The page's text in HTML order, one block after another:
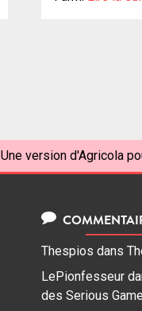
Une version d'Agricola
Thespios dans
LePionfesseur
des Serious